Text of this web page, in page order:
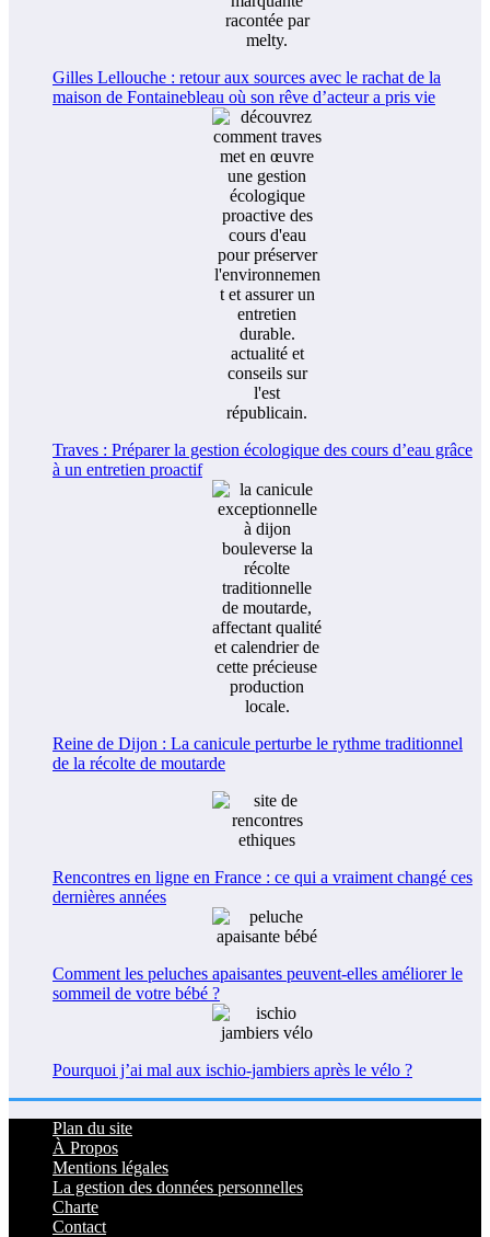
Gilles Lellouche : retour aux sources avec le rachat de la
maison de Fontainebleau où son rêve d’acteur a pris vie
Traves : Préparer la gestion écologique des cours d’eau grâce
à un entretien proactif
Reine de Dijon : La canicule perturbe le rythme traditionnel
de la récolte de moutarde
Rencontres en ligne en France : ce qui a vraiment changé ces
dernières années
Comment les peluches apaisantes peuvent-elles améliorer le
sommeil de votre bébé ?
Pourquoi j’ai mal aux ischio-jambiers après le vélo ?
Plan du site
À Propos
Mentions légales
La gestion des données personnelles
Charte
Contact